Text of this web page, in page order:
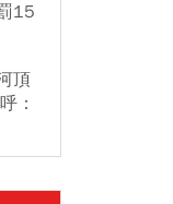
15
頂
：